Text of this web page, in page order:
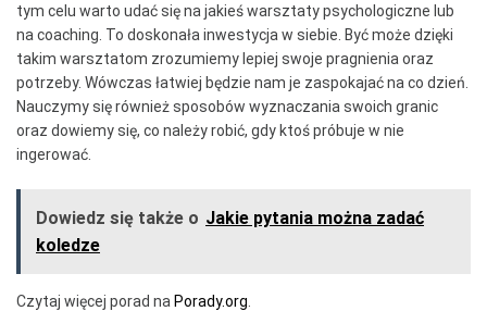
tym celu warto udać się na jakieś warsztaty psychologiczne lub
na coaching. To doskonała inwestycja w siebie. Być może dzięki
takim warsztatom zrozumiemy lepiej swoje pragnienia oraz
potrzeby. Wówczas łatwiej będzie nam je zaspokajać na co dzień.
Nauczymy się również sposobów wyznaczania swoich granic
oraz dowiemy się, co należy robić, gdy ktoś próbuje w nie
ingerować.
Dowiedz się także o Jakie pytania można zadać
koledze
Czytaj więcej porad na Porady.org